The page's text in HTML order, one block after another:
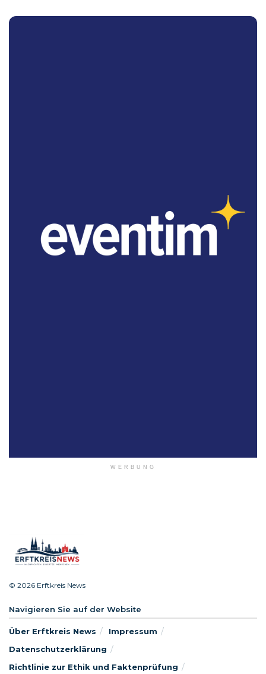
WERBUNG
© 2026 Erftkreis News
Navigieren Sie auf der Website
Über Erftkreis News
Impressum
Datenschutzerklärung
Richtlinie zur Ethik und Faktenprüfung